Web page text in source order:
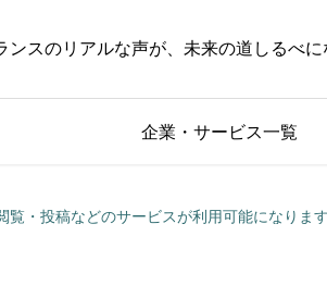
ンスのリアルな声が、未来の道しるべに
企業・サービス一覧
覧・投稿などのサービスが利用可能になります